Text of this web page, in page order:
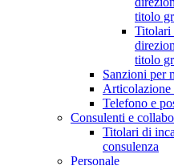
titolo
Titolari
titolo
Sanzioni per
Telefono e
Consulenti e
Titolari di
consulenza
Personale